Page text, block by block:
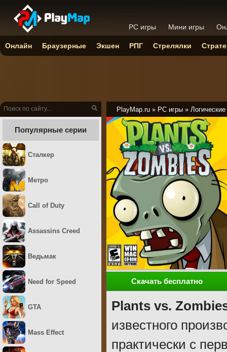
PlayMap.ru » PC игры » Логические
Скачать бесплатно
Plants vs.
известного
практически с
Популярные серии
Сталкер
Метро
Call of Duty
Assassins Creed
Ведьмак
Need for Speed
GTA
Mass Effect
PC игры Мини игры
Онлайн Браузерные Экшен РПГ Стрелялки